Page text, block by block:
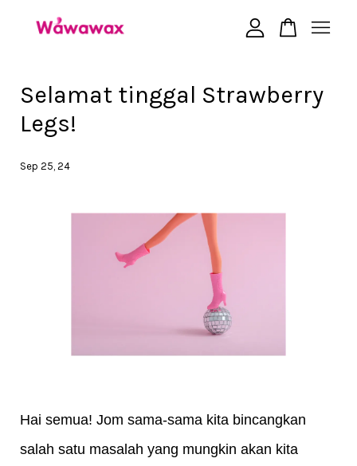
Selamat tinggal Strawberry
Legs!
Sep 25, 24
Hai semua! Jom sama-sama kita bincangkan
salah satu masalah yang mungkin akan kita
Your cart is currently empty.